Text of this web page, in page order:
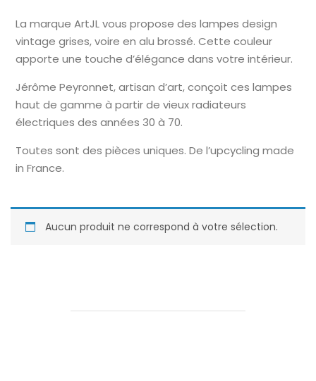
La marque ArtJL vous propose des lampes design
vintage grises, voire en alu brossé. Cette couleur
apporte une touche d’élégance dans votre intérieur.
Jérôme Peyronnet, artisan d’art, conçoit ces lampes
haut de gamme à partir de vieux radiateurs
électriques des années 30 à 70.
Toutes sont des pièces uniques. De l’upcycling made
in France.
Aucun produit ne correspond à votre sélection.